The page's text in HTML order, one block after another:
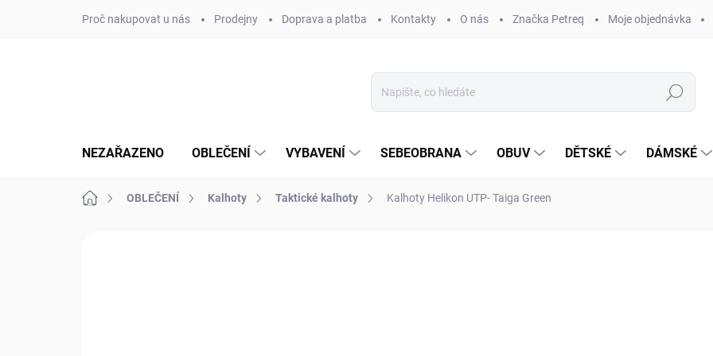
Proč nakupovat u nás Prodejny Doprava a platba Kontakty O nás Značka Petreq Moje objednávka
Hledat
NEZAŘAZENO OBLEČENÍ VYBAVENÍ SEBEOBRANA OBUV DĚTSKÉ DÁMSKÉ
Domů OBLEČENÍ Kalhoty Taktické kalhoty Kalhoty Helikon UTP- Taiga Green